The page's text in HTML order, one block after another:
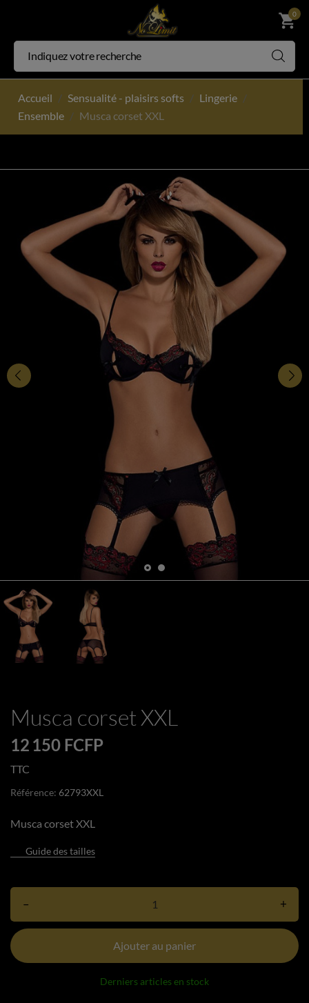
shopping_cart
0
Accueil Sensualité - plaisirs softs
Lingerie
Ensemble
Musca corset XXL
Musca corset XXL
12 150 FCFP
TTC
Référence: 62793XXL
Musca corset XXL
Guide des tailles
– +
Ajouter au panier
Derniers articles en stock